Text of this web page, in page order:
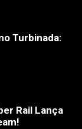
Turbinada:
Rail Lança